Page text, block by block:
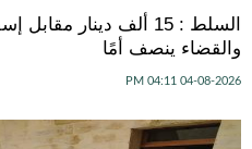
السلط : 15 ألف
والقضاء ينصف أمًا
04-08-2026 04:11 PM